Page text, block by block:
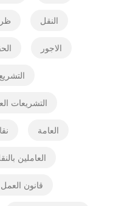
النقل
الاجور
التشريع
التشريعات
العامة
العاملين
قانون العمل